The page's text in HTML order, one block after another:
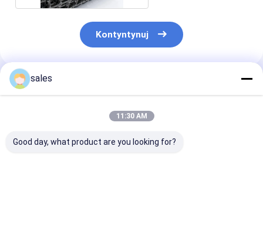
Kontyntynuj
Polecane Produkty
sales
11:30 AM
Good day, what product are you looking for?